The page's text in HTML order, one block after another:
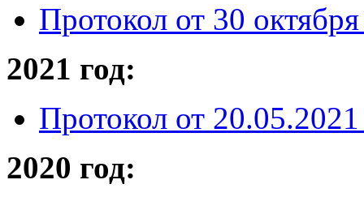
Протокол от 30
2021 год:
Протокол от 20.05.2021
2020 год: